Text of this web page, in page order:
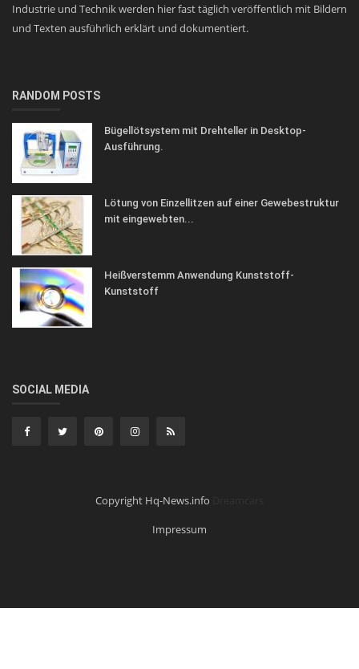
Industrie und Technik werden hier fast täglich veröffentlich mit Bildern
und Texten ausführlich erklärt und dokumentiert.
RANDOM POSTS
Bügellötsystem mit Drehteller in Desktop-
Ausführung.
Lötung von Einzellitzen auf einer Gewebestruktur
mit eingewebten...
Heißverstemm Anwendung Kunststoff-
Kunststoff
SOCIAL MEDIA
Copyright Hq-News.info
Impressum